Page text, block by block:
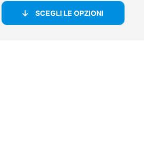
SCEGLI LE OPZIONI